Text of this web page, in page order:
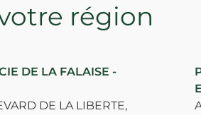
région
DE LA FALAISE -
DE LA LIBERTE,